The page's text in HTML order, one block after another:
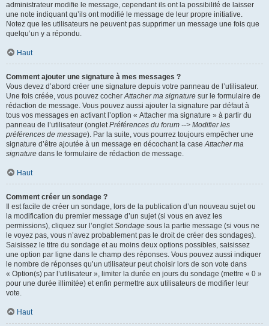
administrateur modifie le message, cependant ils ont la possibilité de laisser
une note indiquant qu’ils ont modifié le message de leur propre initiative.
Notez que les utilisateurs ne peuvent pas supprimer un message une fois que
quelqu’un y a répondu.
Haut
Comment ajouter une signature à mes messages ?
Vous devez d’abord créer une signature depuis votre panneau de l’utilisateur.
Une fois créée, vous pouvez cocherAttacher ma signature sur le formulaire de
rédaction de message. Vous pouvez aussi ajouter la signature par défaut à
tous vos messages en activant l’option « Attacher ma signature » à partir du
panneau de l’utilisateur (ongletPréférences du forum --> Modifier les
préférences de message). Par la suite, vous pourrez toujours empêcher une
signature d’être ajoutée à un message en décochant la caseAttacher ma
signature dans le formulaire de rédaction de message.
Haut
Comment créer un sondage ?
Il est facile de créer un sondage, lors de la publication d’un nouveau sujet ou
la modification du premier message d’un sujet (si vous en avez les
permissions), cliquez sur l’ongletSondage sous la partie message (si vous ne
le voyez pas, vous n’avez probablement pas le droit de créer des sondages).
Saisissez le titre du sondage et au moins deux options possibles, saisissez
une option par ligne dans le champ des réponses. Vous pouvez aussi indiquer
le nombre de réponses qu’un utilisateur peut choisir lors de son vote dans
« Option(s) par l’utilisateur », limiter la durée en jours du sondage (mettre « 0 »
pour une durée illimitée) et enfin permettre aux utilisateurs de modifier leur
vote.
Haut